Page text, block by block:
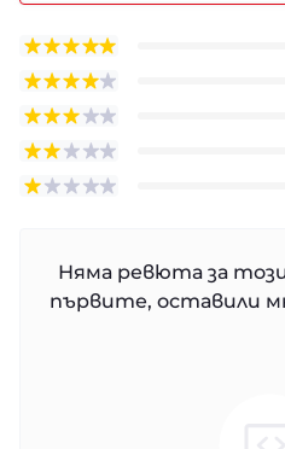
Няма ревюта за
първите, оставили